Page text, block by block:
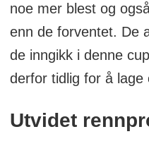
noe mer blest og
enn de forventet. De
de inngikk i denne
derfor tidlig for å lage
Utvidet